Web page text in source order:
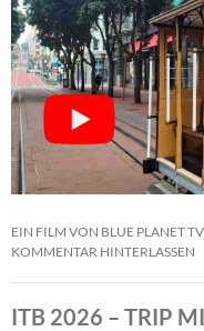
EIN FILM VON BLUE PLANET TV
KOMMENTAR HINTERLASSEN
ITB 2026 – TRIP